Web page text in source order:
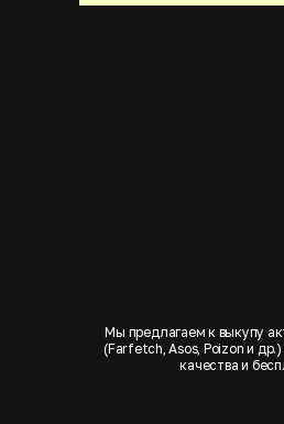
Мы предлагаем к выкупу
(Farfetch, Asos, Poizon и
качества и